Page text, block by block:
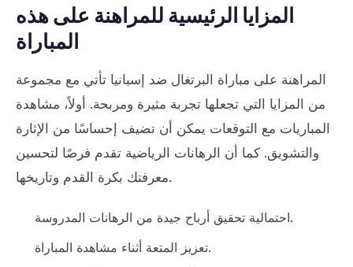
المزايا الرئيسية للمراهنة على هذه
المباراة
المراهنة على مباراة البرتغال ضد إسبانيا تأتي مع مجموعة
من المزايا التي تجعلها تجربة مثيرة ومربحة. أولاً، مشاهدة
المباريات مع التوقعات يمكن أن تضيف إحساسًا من الإثارة
والتشويق. كما أن الرهانات الرياضية تقدم فرصًا لتحسين
معرفتك بكرة القدم وتاريخها.
احتمالية تحقيق أرباح جيدة من الرهانات المدروسة.
تعزيز المتعة أثناء مشاهدة المباراة.